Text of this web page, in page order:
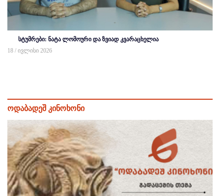
სტუმრები: ნატა ლომოური და ზვიად კვარაცხელია
18 / ივლისი 2026
ოდაბადეშ კინოხონი